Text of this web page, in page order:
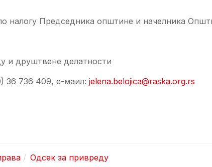
налогу Председника општине и начелника
и друштвене делатности
36 736 409, е-маил: jelena.belojica@raska.org.rs
урбанизам, стамбено-комуналне далатности и
Одсек за привреду